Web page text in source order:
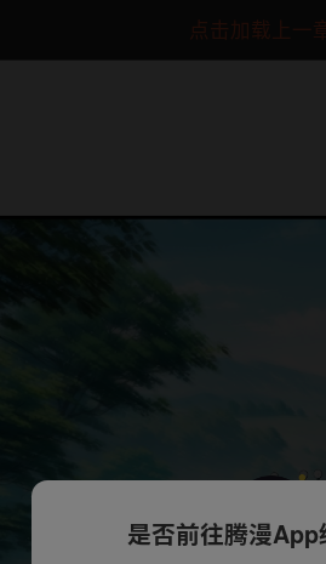
点击加载上一
是否前往腾漫App